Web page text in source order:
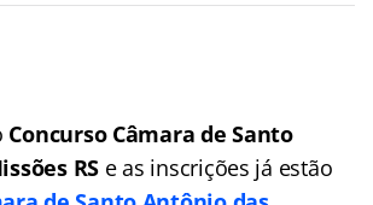
Concurso Câmara de Santo
RS e as inscrições já estão